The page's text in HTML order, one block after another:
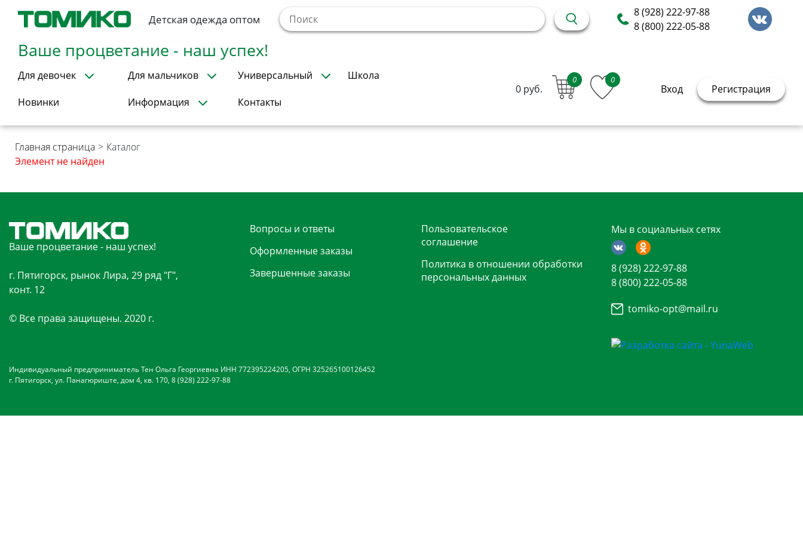
Детская одежда оптом
8 (928) 222-97-88
8 (800) 222-05-88
Ваше процветание - наш успех!
Для девочек Для мальчиков Универсальный Школа
Новинки Информация Контакты
0 руб.
0 0
Вход Регистрация
Главная страница > Каталог
Элемент не найден
Ваше процветание - наш успех!
г. Пятигорск, рынок Лира, 29 ряд "Г",
конт. 12
© Все права защищены. 2020 г.
Вопросы и ответы
Оформленные заказы
Завершенные заказы
Пользовательское
соглашение
Политика в отношении обработки
персональных данных
Мы в социальных сетях
8 (928) 222-97-88
8 (800) 222-05-88
tomiko-opt@mail.ru
Индивидуальный предприниматель Тен Ольга Георгиевна ИНН 772395224205, ОГРН 325265100126452
г. Пятигорск, ул. Панагюриште, дом 4, кв. 170, 8 (928) 222-97-88